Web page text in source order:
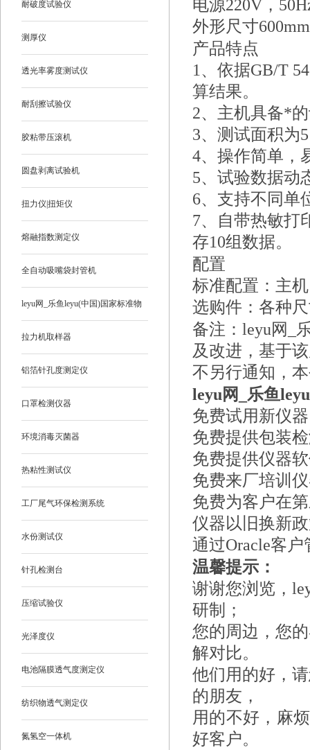
耐破度试验仪
测厚仪
透光率雾度测试仪
耐刮擦试验仪
胶粘带压滚机
圆盘剥离试验机
扭力仪|扭矩仪
熔融指数测定仪
全自动吸嘴袋封管机
leyu网_乐鱼leyu(中国)国家标准物
质
拉力机取样器
铝箔针孔度测定仪
口罩检测仪器
环境消毒灭菌器
热粘性测试仪
工厂尾气环保检测系统
水份测试仪
针孔检测台
压缩试验仪
光泽度仪
电池隔膜透气度测定仪
纺织物透气测定仪
氮氢空一体机
电源220V，
外形尺寸
产品特点
1、 依据GB/T
算结果。
2、 主机具备*
3、 测试面积为
4、 操作简单，
5、 试验数据动
6、 支持不同单
7、
自带热敏打
存10组数据。
配置
标准配置：主
选购件：各种
备注： leyu网_
及改进，基于
不另行通知，
leyu网_乐鱼
免费试用新仪
免费提供包装
免费提供仪器
免费来厂培训
免费为客户在
仪器以旧换新
通过Oracle客
温馨提示：
谢谢您浏览，
研制；
您的周边，您
解对比。
他们用的好，
的朋友，
用的不好，麻
好客户。